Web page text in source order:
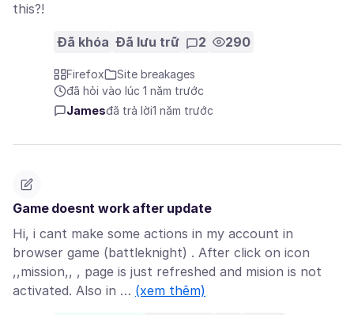
this?!
Đã khóa Đã lưu trữ 2 290
Firefox
Site breakages
đã hỏi vào lúc 1 năm trước
Jamesđã trả lời1 năm trước
Game doesnt work after update
Hi, i cant make some actions in my account in
browser game (battleknight) . After click on icon
,,mission,, , page is just refreshed and mision is not
activated. Also in … (xem thêm)